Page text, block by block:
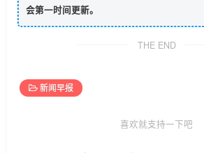
会第一时间更新。
THE END
新闻早报
喜欢就支持一下吧